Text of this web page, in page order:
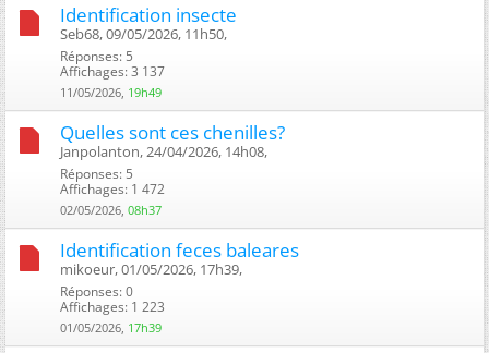
Identification insecte
Seb68, 09/05/2026, 11h50, ‎
Réponses: 5
Affichages: 3 137
11/05/2026, 19h49
Quelles sont ces chenilles?
Janpolanton, 24/04/2026, 14h08, ‎
Réponses: 5
Affichages: 1 472
02/05/2026, 08h37
Identification feces baleares
mikoeur, 01/05/2026, 17h39, ‎
Réponses: 0
Affichages: 1 223
01/05/2026, 17h39